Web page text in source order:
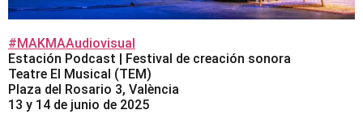
#MAKMAAudiovisual
Estación Podcast | Festival de creación sonora
Teatre El Musical (TEM)
Plaza del Rosario 3, València
13 y 14 de junio de 2025